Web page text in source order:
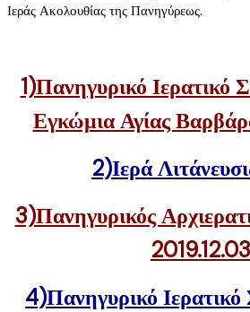
Ιεράς Ακολουθίας της Πανηγύρεως.
1)Πανηγυρικό Ιερατικό
Εγκώμια Αγίας
2)Ιερά
3)Πανηγυρικός
2019.12.03
4)Πανηγυρικό Ιερατικό